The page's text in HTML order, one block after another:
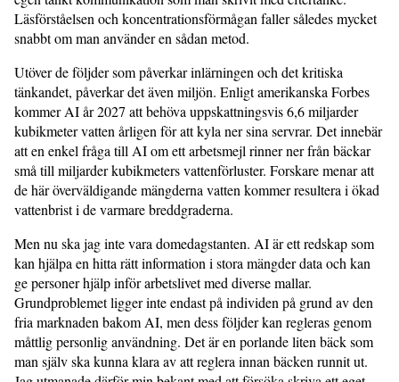
Läsförståelsen och koncentrationsförmågan faller således mycket
snabbt om man använder en sådan metod.
Utöver de följder som påverkar inlärningen och det kritiska
tänkandet, påverkar det även miljön. Enligt amerikanska Forbes
kommer AI år 2027 att behöva uppskattningsvis 6,6 miljarder
kubikmeter vatten årligen för att kyla ner sina servrar. Det innebär
att en enkel fråga till AI om ett arbetsmejl rinner ner från bäckar
små till miljarder kubikmeters vattenförluster. Forskare menar att
de här överväldigande mängderna vatten kommer resultera i ökad
vattenbrist i de varmare breddgraderna.
Men nu ska jag inte vara domedagstanten. AI är ett redskap som
kan hjälpa en hitta rätt information i stora mängder data och kan
ge personer hjälp inför arbetslivet med diverse mallar.
Grundproblemet ligger inte endast på individen på grund av den
fria marknaden bakom AI, men dess följder kan regleras genom
måttlig personlig användning. Det är en porlande liten bäck som
man själv ska kunna klara av att reglera innan bäcken runnit ut.